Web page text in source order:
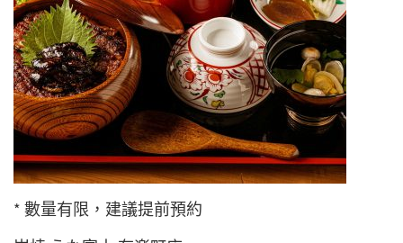
* 數量有限，建議提前預約